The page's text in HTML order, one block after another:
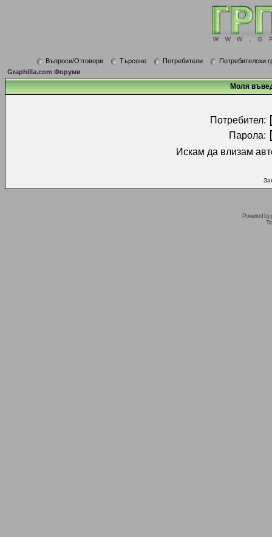
Въпроси/Отговори Търсене Потребители
Потребителски
Graphilla.com Форуми
Моля
Потребител:
Парола:
Искам да влизам
Powered by